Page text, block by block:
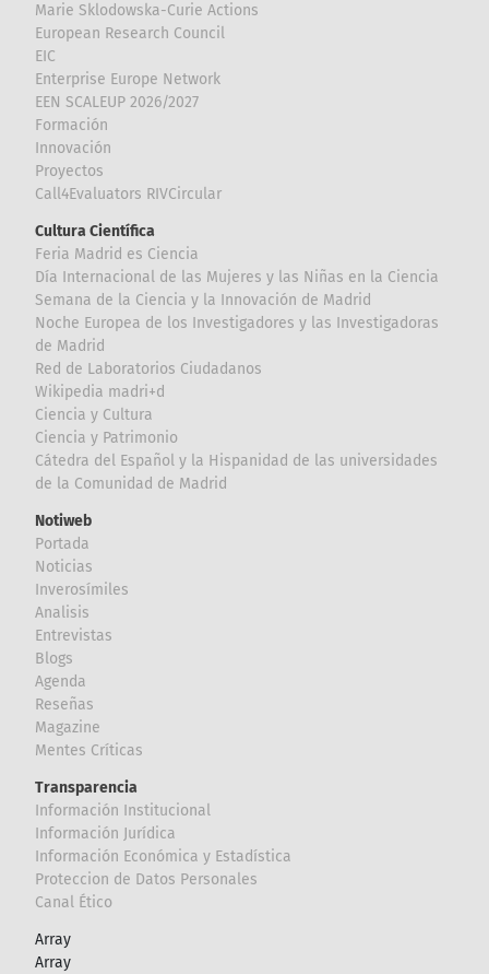
Marie Sklodowska-Curie Actions
European Research Council
EIC
Enterprise Europe Network
EEN SCALEUP 2026/2027
Formación
Innovación
Proyectos
Call4Evaluators RIVCircular
Cultura Científica
Feria Madrid es Ciencia
Día Internacional de las Mujeres y las Niñas en la Ciencia
Semana de la Ciencia y la Innovación de Madrid
Noche Europea de los Investigadores y las Investigadoras
de Madrid
Red de Laboratorios Ciudadanos
Wikipedia madri+d
Ciencia y Cultura
Ciencia y Patrimonio
Cátedra del Español y la Hispanidad de las universidades
de la Comunidad de Madrid
Notiweb
Portada
Noticias
Inverosímiles
Analisis
Entrevistas
Blogs
Agenda
Reseñas
Magazine
Mentes Críticas
Transparencia
Información Institucional
Información Jurídica
Información Económica y Estadística
Proteccion de Datos Personales
Canal Ético
Array
Array